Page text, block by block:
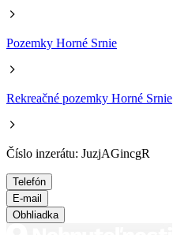
Pozemky Horné Srnie
Rekreačné pozemky Horné Srnie
Číslo inzerátu: JuzjAGincgR
Telefón
E-mail
Obhliadka